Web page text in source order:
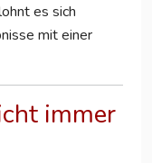
es sich
mit einer
immer